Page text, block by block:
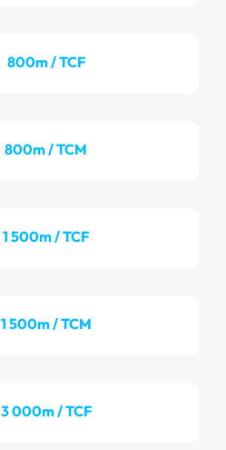
800m / TCF
800m / TCM
1 500m / TCF
1 500m / TCM
3 000m / TCF